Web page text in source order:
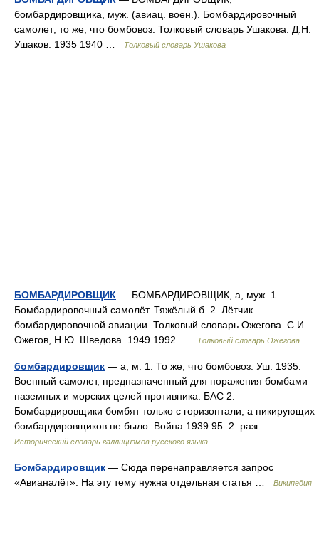
бомбардировщика, муж. (авиац. воен.). Бомбардировочный
самолет; то же, что бомбовоз. Толковый словарь Ушакова. Д.Н.
Ушаков. 1935 1940 …
Толковый словарь Ушакова
БОМБАРДИРОВЩИК — БОМБАРДИРОВЩИК, а, муж. 1.
Бомбардировочный самолёт. Тяжёлый б. 2. Лётчик
бомбардировочной авиации. Толковый словарь Ожегова. С.И.
Ожегов, Н.Ю. Шведова. 1949 1992 …
Толковый словарь Ожегова
бомбардировщик — а, м. 1. То же, что бомбовоз. Уш. 1935.
Военный самолет, предназначенный для поражения бомбами
наземных и морских целей противника. БАС 2.
Бомбардировщики бомбят только с горизонтали, а пикирующих
бомбардировщиков не было. Война 1939 95. 2. разг …
Исторический словарь галлицизмов русского языка
Бомбардировщик — Сюда перенаправляется запрос
«Авианалёт». На эту тему нужна отдельная статья …
Википедия